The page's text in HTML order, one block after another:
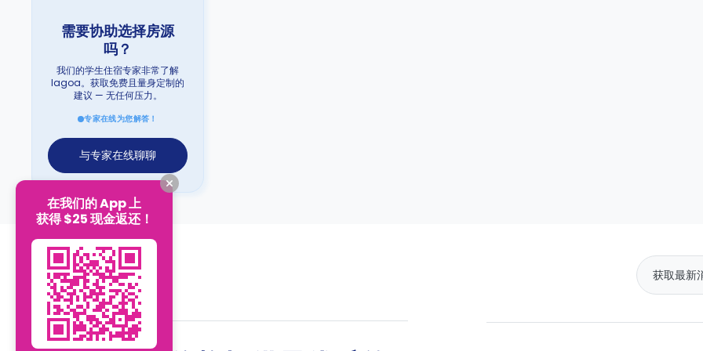
需要协助选择房源
吗？
我们的学生住宿专家非常了解
lagoa。获取免费且量身定制的
建议 — 无任何压力。
专家在线为您解答！
与专家在线聊聊
在我们的 App 上
获得 $25 现金返还！